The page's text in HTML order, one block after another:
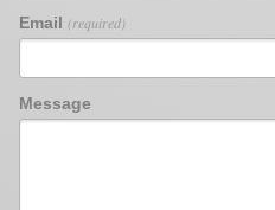
Email (required)
Message